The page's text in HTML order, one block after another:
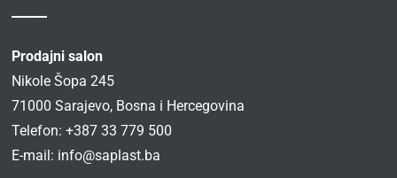
Prodajni salon
Nikole Šopa 245
71000 Sarajevo, Bosna i Hercegovina
Telefon: +387 33 779 500
E-mail: info@saplast.ba